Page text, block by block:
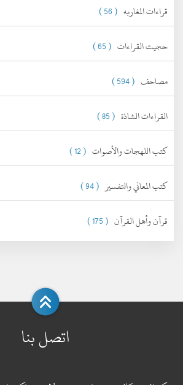
قراءات المغاربه ( 56 )
حجيت القراءات ( 65 )
مصاحف ( 594 )
القراءات الشاذة ( 85 )
كتب اللهجات والأصوات ( 12 )
كتب المعاني والتفسير ( 94 )
قرآن وأهل القرآن ( 175 )
اتصل بنا